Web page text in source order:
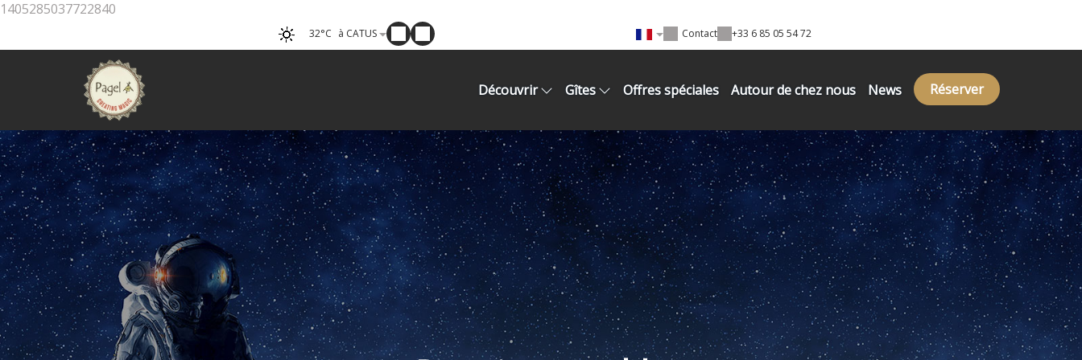
1405285037722840
32°C à CATUS Contact +33 6 85 05 54 72
Découvrir Gîtes Offres spéciales Autour de chez nous News Réserver